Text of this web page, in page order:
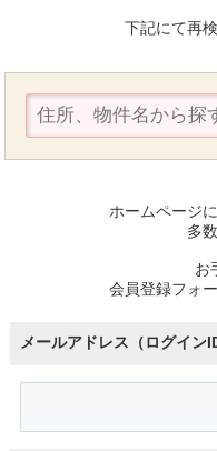
下記にて再
ホームページ
多
お
会員登録フォ
メールアドレス（ログイン